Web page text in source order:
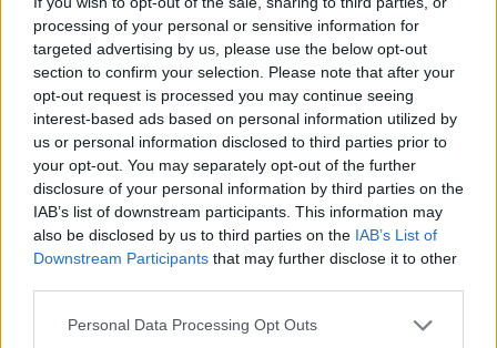
processing of your personal or sensitive information for
targeted advertising by us, please use the below opt-out
section to confirm your selection. Please note that after your
opt-out request is processed you may continue seeing
interest-based ads based on personal information utilized by
us or personal information disclosed to third parties prior to
your opt-out. You may separately opt-out of the further
disclosure of your personal information by third parties on the
IAB’s list of downstream participants. This information may
also be disclosed by us to third parties on the IAB’s List of
Downstream Participants that may further disclose it to other
Personal Data Processing Opt Outs
aux utilisateurs et pas celle du propriétaire de ce site web.
N’oubliez-pas que les expériences peuvent varier selon les
individus et que pour tout avis médical, il faut toujours prendre
contact avec votre médecin ou votre pharmacien.